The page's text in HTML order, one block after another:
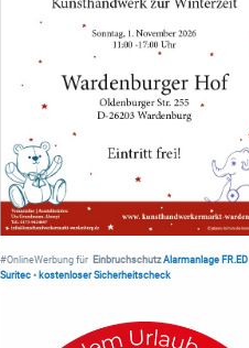
#OnlineWerbung für Einbruchschutz Alarmanlage FR.ED
Suritec• kostenloser Sicherheitscheck